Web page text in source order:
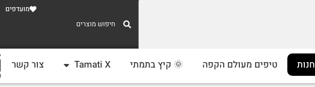
ברכישה מעל 300 ₪
מועדפים
חנות טיפים מעולם הקפה 🌞 קיץ בתמתי Tamati X צור קשר